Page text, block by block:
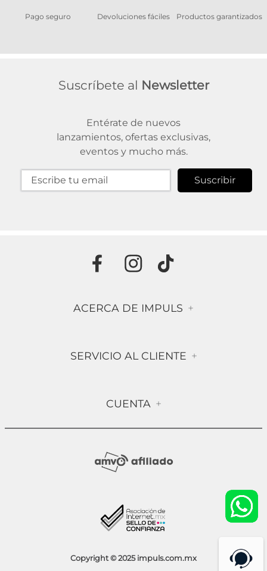
Pago seguro Devoluciones fáciles Productos garantizados
Suscríbete al Newsletter
Entérate de nuevos
lanzamientos, ofertas exclusivas,
eventos y mucho más.
Suscribir
ACERCA DE IMPULS +
Contáctanos
Compra Segura
Sucursales
SERVICIO AL CLIENTE +
Política de Devolución
Aviso de Privacidad
CUENTA +
Socios Impuls
Copyright © 2025 impuls.com.mx